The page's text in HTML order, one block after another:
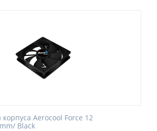
Aerocool Force 12
Black